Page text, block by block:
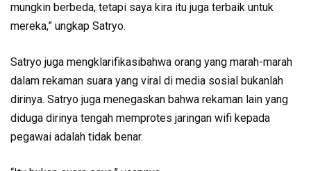
mungkin berbeda, tetapi saya kira itu juga terbaik untuk
mereka,” ungkap Satryo.
Satryo juga mengklarifikasibahwa orang yang marah-marah
dalam rekaman suara yang viral di media sosial bukanlah
dirinya. Satryo juga menegaskan bahwa rekaman lain yang
diduga dirinya tengah memprotes jaringan wifi kepada
pegawai adalah tidak benar.